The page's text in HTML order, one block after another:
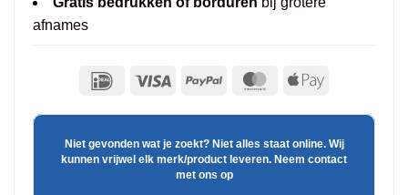
afnames
Niet gevonden wat je zoekt? Niet alles staat online. Wij
kunnen vrijwel elk merk/product leveren. Neem contact
met ons op